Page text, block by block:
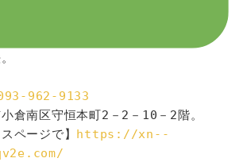
962-9133
倉南区守恒本町2－2－10－2階。
ページで】 https://xn--